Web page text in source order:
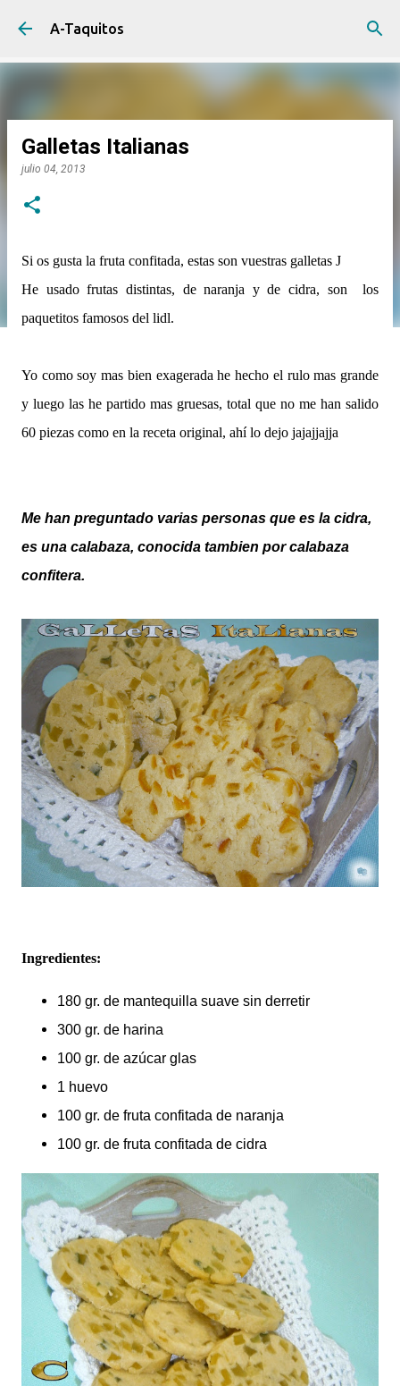
A-Taquitos
Galletas Italianas
julio 04, 2013
Si os gusta la fruta confitada, estas son vuestras galletas J
He usado frutas distintas, de naranja y de cidra, son los
paquetitos famosos del lidl.
Yo como soy mas bien exagerada he hecho el rulo mas grande
y luego las he partido mas gruesas, total que no me han salido
60 piezas como en la receta original, ahí lo dejo jajajjajja
Me han preguntado varias personas que es la cidra,
es una calabaza, conocida tambien por calabaza
confitera.
Ingredientes:
180 gr. de mantequilla suave sin derretir
300 gr. de harina
100 gr. de azúcar glas
1 huevo
100 gr. de fruta confitada de naranja
100 gr. de fruta confitada de cidra